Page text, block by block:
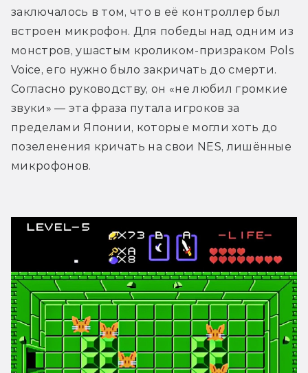
заключалось в том, что в её контроллер был
встроен микрофон. Для победы над одним из
монстров, ушастым кроликом-призраком Pols
Voice, его нужно было закричать до смерти.
Согласно руководству, он «не любил громкие
звуки» — эта фраза путала игроков за
пределами Японии, которые могли хоть до
позеленения кричать на свои NES, лишённые
микрофонов.